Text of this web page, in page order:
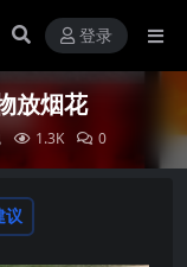
登录
放烟花
1.3K 0
议